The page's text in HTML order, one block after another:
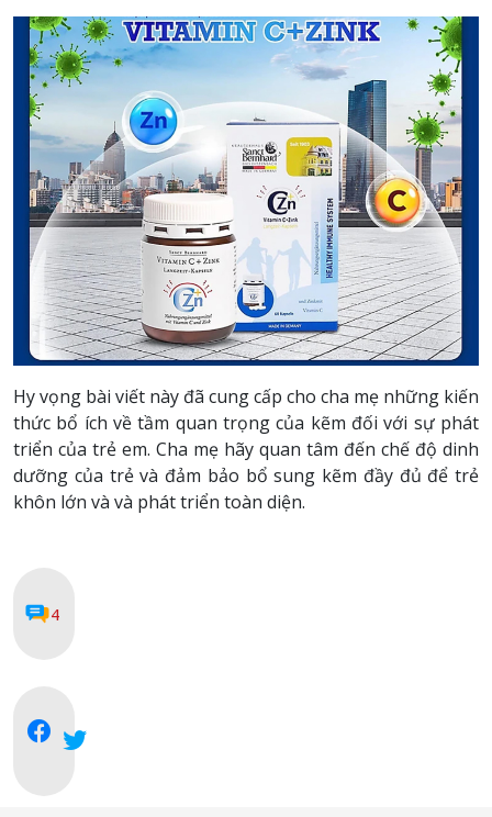
4
Hy vọng bài viết này đã cung cấp cho cha mẹ những kiến
thức bổ ích về tầm quan trọng của kẽm đối với sự phát
triển của trẻ em. Cha mẹ hãy quan tâm đến chế độ dinh
dưỡng của trẻ và đảm bảo bổ sung kẽm đầy đủ để trẻ
khôn lớn và và phát triển toàn diện.